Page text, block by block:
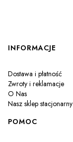
Linki w stopce
INFORMACJE
Dostawa i płatność
Zwroty i reklamacje
O Nas
Nasz sklep stacjonarny
POMOC